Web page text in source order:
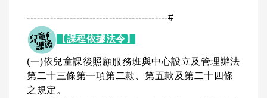
-------------------------------------------#
【課程依據法令】
(一)依兒童課後照顧服務班與中心設立及管理辦法
第二十三條第一項第二款、第五款及第二十四條
之規定。